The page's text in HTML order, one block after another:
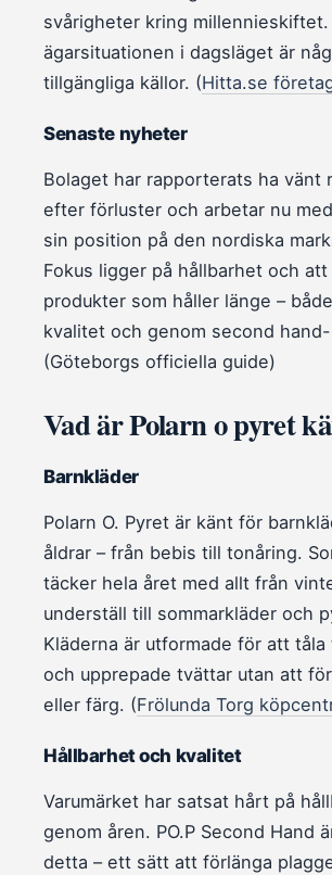
svårigheter kring millennieskiftet.
ägarsituationen i dagsläget är
tillgängliga källor. (Hitta.se
Senaste nyheter
Bolaget har rapporterats ha vänt
efter förluster och arbetar nu
sin position på den nordiska
Fokus ligger på hållbarhet och att
produkter som håller länge –
kvalitet och genom second
(Göteborgs officiella guide)
Vad är Polarn o pyret
Barnkläder
Polarn O. Pyret är känt för
åldrar – från bebis till tonåring.
täcker hela året med allt från
underställ till sommarkläder och
Kläderna är utformade för att
och upprepade tvättar utan att
eller färg. (Frölunda Torg
Hållbarhet och kvalitet
Varumärket har satsat hårt på
genom åren. PO.P Second Hand
detta – ett sätt att förlänga